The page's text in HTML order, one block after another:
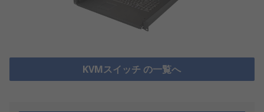
KVMスイッチ の一覧へ